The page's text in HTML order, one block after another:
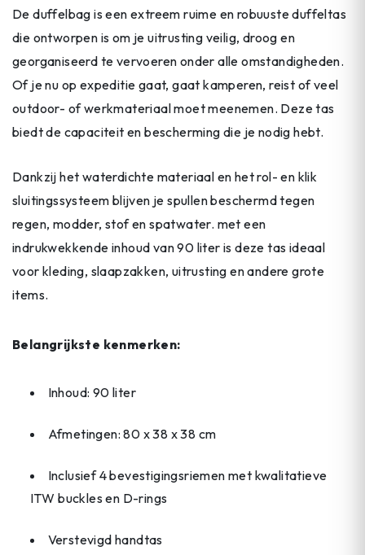
De duffelbag is een extreem ruime en robuuste duffeltas
die ontworpen is om je uitrusting veilig, droog en
georganiseerd te vervoeren onder alle omstandigheden.
Of je nu op expeditie gaat, gaat kamperen, reist of veel
outdoor- of werkmateriaal moet meenemen. Deze tas
biedt de capaciteit en bescherming die je nodig hebt.
Dankzij het waterdichte materiaal en het rol- en klik
sluitingssysteem blijven je spullen beschermd tegen
regen, modder, stof en spatwater. met een
indrukwekkende inhoud van 90 liter is deze tas ideaal
voor kleding, slaapzakken, uitrusting en andere grote
items.
Belangrijkste kenmerken:
Inhoud: 90 liter
Afmetingen: 80 x 38 x 38 cm
Inclusief 4 bevestigingsriemen met kwalitatieve
ITW buckles en D-rings
Verstevigd handtas